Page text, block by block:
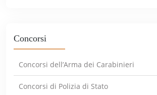
Concorsi
Concorsi dell’Arma dei Carabinieri
Concorsi di Polizia di Stato